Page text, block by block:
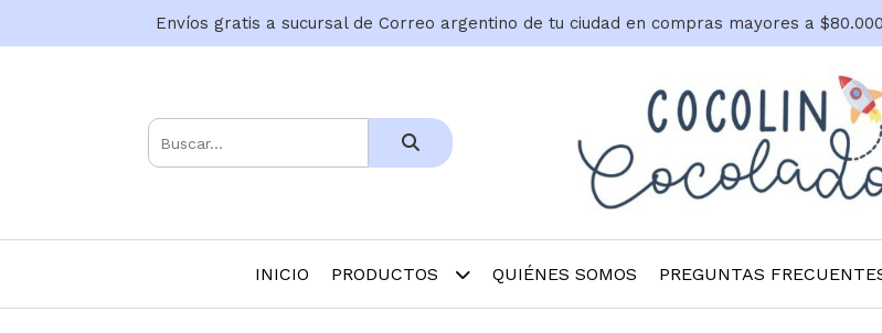
Envíos gratis a sucursal de Correo argentino de tu ciudad en compras mayores a
INICIO PRODUCTOS QUIÉNES SOMOS PREGUNTAS